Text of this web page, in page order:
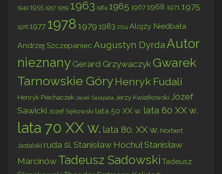
1949 1955 1957 1959 1963 1964 1965 19671968 1971 1975
1976 1977 1978 1979 1983 2014 Alojzy Niedbała
Andrzej Szczepaniec Augustyn Dyrda Autor
nieznany Gerard Grzywaczyk Gwarek
Tarnowskie GóryHenryk Fudali
Henryk Piechaczek Jacek Sarapata Jerzy Kwiatkowski Józef
Sawicki Józef Sękowski lata 50 XX w. lata 60 XX w.
lata 70 XX w. lata 80. XX w. Norbert
Jastalski ruda śl. Stanisław HochułStanisław
Marcinów Tadeusz Sadowski Tadeusz